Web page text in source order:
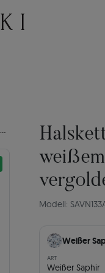
Modell:
Weißer
ART
Weißer Saphir